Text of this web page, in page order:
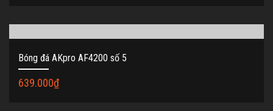
Bóng đá AKpro AF4200 số 5
639.000₫